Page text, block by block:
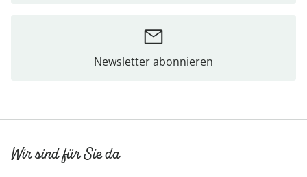
Newsletter abonnieren
Wir sind für Sie da